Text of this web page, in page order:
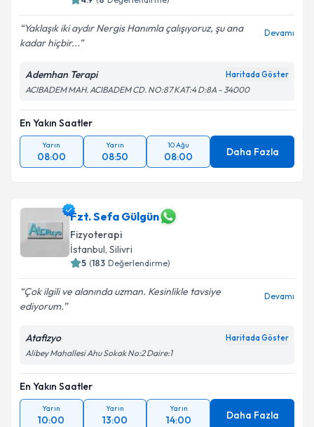
Yaklaşık iki aydır Nergis Hanımla çalışıyoruz, şu ana
kadar hiçbir...
Devamı
Ademhan Terapi Haritada Göster
ACIBADEM MAH. ACIBADEM CD. NO:87 KAT:4 D:8A - 34000
En Yakın Saatler
Yarın
08:00
Yarın
08:50
10 Ağu
08:00 Daha Fazla
Fzt. Sefa Gülgün
Fizyoterapi
İstanbul, Silivri
5 (183 Değerlendirme)
Çok ilgili ve alanında uzman. Kesinlikle tavsiye
ediyorum.
Devamı
Atafizyo Haritada Göster
Alibey Mahallesi Ahu Sokak No:2 Daire:1
En Yakın Saatler
Yarın
10:00
Yarın
13:00
Yarın
14:00 Daha Fazla